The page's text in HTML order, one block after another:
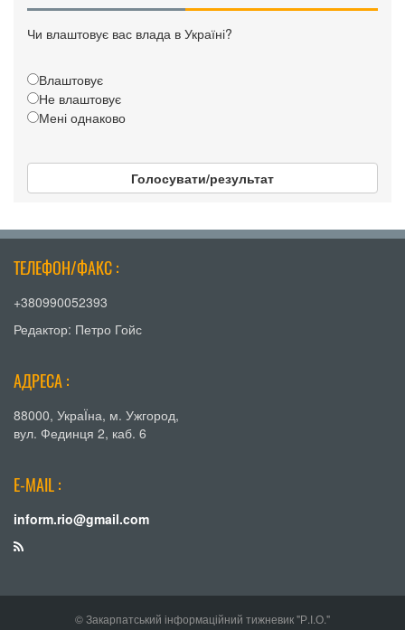
Чи влаштовує вас влада в Україні?
Влаштовує
Не влаштовує
Мені однаково
Голосувати/результат
ТЕЛЕФОН/ФАКС :
+380990052393
Редактор: Петро Гойс
АДРЕСА :
88000, УкраЇна, м. Ужгород,
вул. Фединця 2, каб. 6
E-MAIL :
inform.rio@gmail.com
© Закарпатський інформаційний тижневик "Р.І.О."